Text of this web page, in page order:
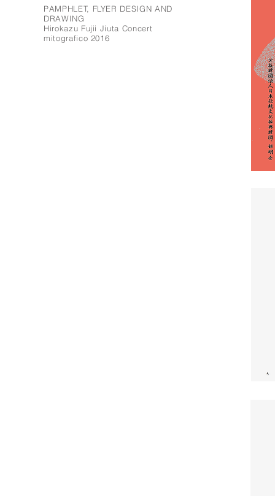
PAMPHLET, FLYER DESIGN AND
DRAWING
Hirokazu Fujii Jiuta Concert
mitografico 2016